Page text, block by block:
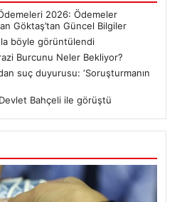
böyle görüntülendi
Burcunu Neler Bekliyor?
suç duyurusu: ‘Soruşturmanın
Bahçeli ile görüştü